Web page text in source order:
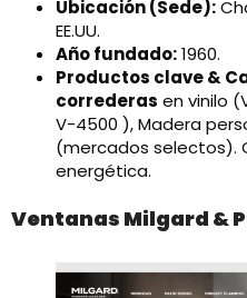
Ubicación (Sede):
EE.UU.
Año fundado:1960.
Productos clave &
correderas en vinilo
V-4500 ), Madera
(mercados selectos).
energética.
Ventanas Milgard &